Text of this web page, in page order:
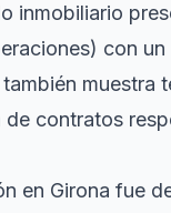
inmobiliario
con
también muestra
de contratos
en Girona fue